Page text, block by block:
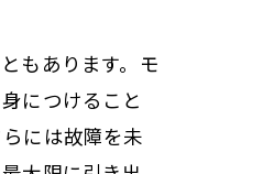
もあります。モ
につけること
には故障を未